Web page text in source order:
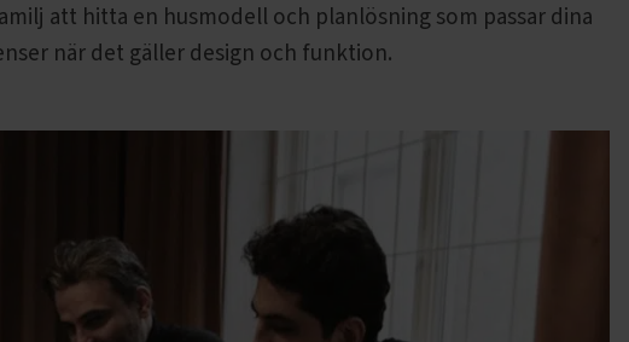
att hitta en husmodell och planlösning som passar dina
när det gäller design och funktion.